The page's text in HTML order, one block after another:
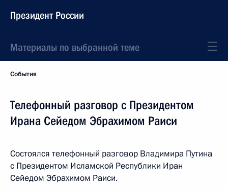
Президент России
Материалы по выбранной теме
События
Телефонный разговор с Президентом
Ирана Сейедом Эбрахимом Раиси
Состоялся телефонный разговор Владимира Путина
с Президентом Исламской Республики Иран
Сейедом Эбрахимом Раиси.